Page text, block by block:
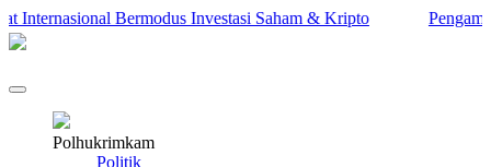
Bermodus Investasi Saham & Kripto Pengamat
Polhukrimkam
Politik